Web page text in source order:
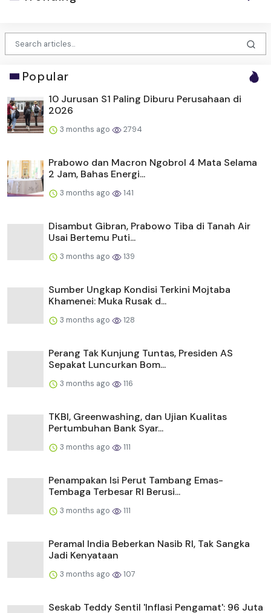
Popular
10 Jurusan S1 Paling Diburu Perusahaan di
2026
3 months ago 2794
Prabowo dan Macron Ngobrol 4 Mata Selama
2 Jam, Bahas Energi...
3 months ago 141
Disambut Gibran, Prabowo Tiba di Tanah Air
Usai Bertemu Puti...
3 months ago 139
Sumber Ungkap Kondisi Terkini Mojtaba
Khamenei: Muka Rusak d...
3 months ago 128
Perang Tak Kunjung Tuntas, Presiden AS
Sepakat Luncurkan Bom...
3 months ago 116
TKBI, Greenwashing, dan Ujian Kualitas
Pertumbuhan Bank Syar...
3 months ago 111
Penampakan Isi Perut Tambang Emas-
Tembaga Terbesar RI Berusi...
3 months ago 111
Peramal India Beberkan Nasib RI, Tak Sangka
Jadi Kenyataan
3 months ago 107
Seskab Teddy Sentil 'Inflasi Pengamat': 96 Juta